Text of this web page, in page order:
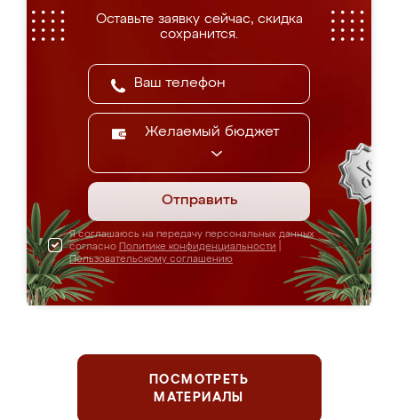
Оставьте заявку сейчас, скидка
сохранится.
Желаемый бюджет
Отправить
Я соглашаюсь на передачу персональных данных
согласно Политике конфиденциальности
Пользовательскому соглашению
ПОСМОТРЕТЬ
МАТЕРИАЛЫ